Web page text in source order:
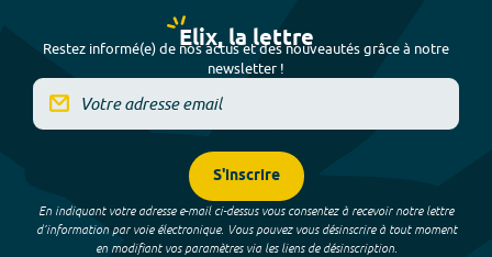
Elix, la lettre
Restez informé(e) de nos actus et des nouveautés grâce à notre
newsletter !
S'inscrire
En indiquant votre adresse e-mail ci-dessus vous consentez à recevoir notre lettre
d’information par voie électronique. Vous pouvez vous désinscrire à tout moment
en modifiant vos paramètres via les liens de désinscription.